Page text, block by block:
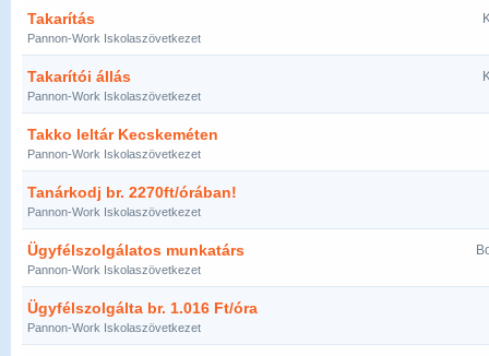
Takarítás
Pannon-Work Iskolaszövetkezet
Takarítói állás
Pannon-Work Iskolaszövetkezet
Takko leltár Kecskeméten
Pannon-Work Iskolaszövetkezet
Tanárkodj br. 2270ft/órában!
Pannon-Work Iskolaszövetkezet
Ügyfélszolgálatos munkatárs
Pannon-Work Iskolaszövetkezet
Ügyfélszolgálta br. 1.016 Ft/óra
Pannon-Work Iskolaszövetkezet